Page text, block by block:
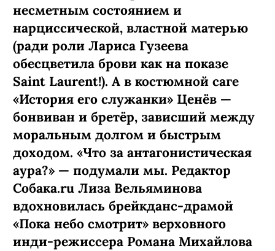
несметным состоянием и
нарциссической, властной матерью
(ради роли Лариса Гузеева
обесцветила брови как на показе
Saint Laurent!). А в костюмной саге
«История его служанки» Ценёв —
бонвиван и бретёр, зависший между
моральным долгом и быстрым
доходом. «Что за антагонистическая
аура?» — подумали мы. Редактор
Собака.ru Лиза Вельяминова
вдохновилась брейкданс-­драмой
«Пока небо смотрит» верховного
инди-режиссера Романа Михайлова